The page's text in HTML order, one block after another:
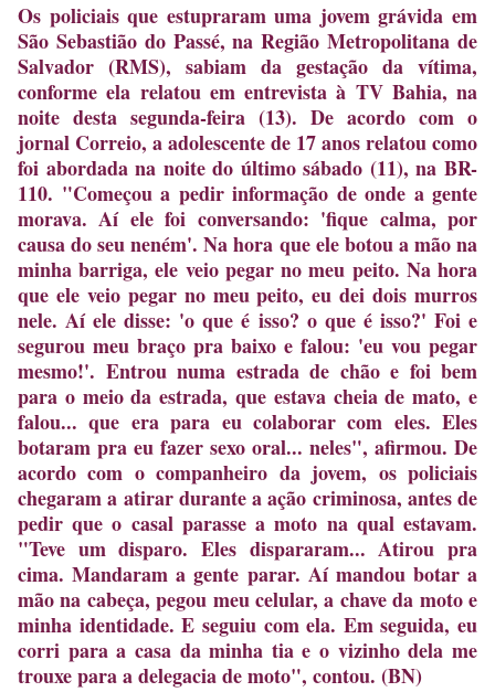
Os policiais que estupraram uma jovem grávida em
São Sebastião do Passé, na Região Metropolitana de
Salvador (RMS), sabiam da gestação da vítima,
conforme ela relatou em entrevista à TV Bahia, na
noite desta segunda-feira (13). De acordo com o
jornal Correio, a adolescente de 17 anos relatou como
foi abordada na noite do último sábado (11), na BR-
110. "Começou a pedir informação de onde a gente
morava. Aí ele foi conversando: 'fique calma, por
causa do seu neném'. Na hora que ele botou a mão na
minha barriga, ele veio pegar no meu peito. Na hora
que ele veio pegar no meu peito, eu dei dois murros
nele. Aí ele disse: 'o que é isso? o que é isso?' Foi e
segurou meu braço pra baixo e falou: 'eu vou pegar
mesmo!'. Entrou numa estrada de chão e foi bem
para o meio da estrada, que estava cheia de mato, e
falou... que era para eu colaborar com eles. Eles
botaram pra eu fazer sexo oral... neles", afirmou. De
acordo com o companheiro da jovem, os policiais
chegaram a atirar durante a ação criminosa, antes de
pedir que o casal parasse a moto na qual estavam.
"Teve um disparo. Eles dispararam... Atirou pra
cima. Mandaram a gente parar. Aí mandou botar a
mão na cabeça, pegou meu celular, a chave da moto e
minha identidade. E seguiu com ela. Em seguida, eu
corri para a casa da minha tia e o vizinho dela me
trouxe para a delegacia de moto", contou. (BN)